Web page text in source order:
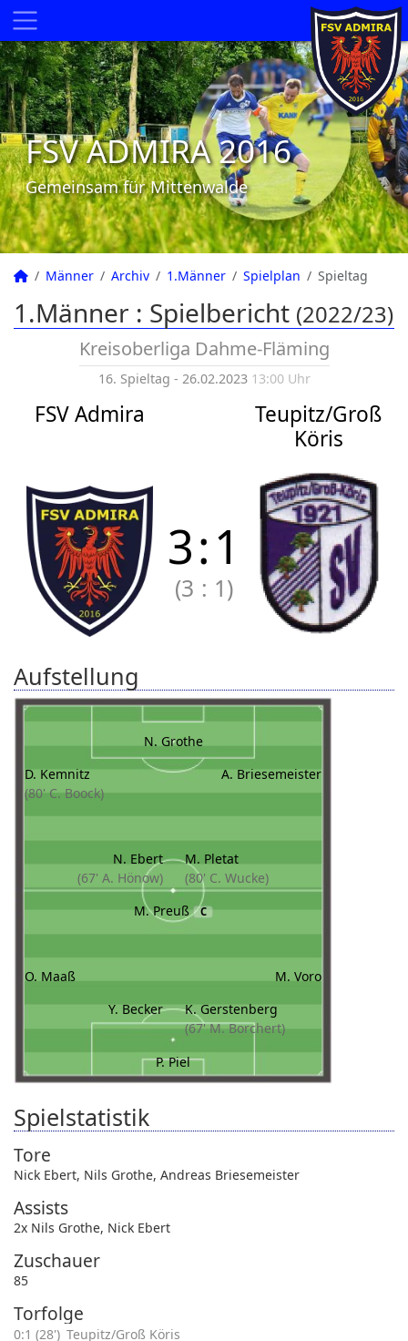
FSV ADMIRA 2016
Gemeinsam für Mittenwalde
Männer Archiv 1.Männer Spielplan Spieltag
1.Männer : Spielbericht (2022/23)
Kreisoberliga Dahme-Fläming
16. Spieltag - 26.02.2023 13:00 Uhr
FSV Admira
Teupitz/Groß
Köris
3:1
(3 : 1)
Aufstellung
N. Grothe
D. Kemnitz
(80' C. Boock)
A. Briesemeister
N. Ebert
(67' A. Hönow)
M. Pletat
(80' C. Wucke)
M. Preuß
C
O. Maaß
M. Voro
Y. Becker
K. Gerstenberg
(67' M. Borchert)
P. Piel
Spielstatistik
Tore
Nick Ebert, Nils Grothe, Andreas Briesemeister
Assists
2x Nils Grothe, Nick Ebert
Zuschauer
85
Torfolge
0:1 (28') Teupitz/Groß Köris